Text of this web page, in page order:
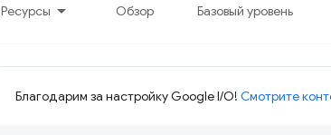
Ресурсы Обзор Базовый уровень
Благодарим за настройку Google I/O! Смотрите